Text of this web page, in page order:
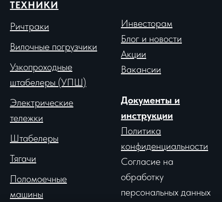
ТЕХНИКИ
Ричтраки
Вилочные погрузчики
Узкопроходные
штабелеры (УПШ)
Электрические
тележки
Штабелеры
Тягачи
Поломоечные
машины
Инвесторам
Блог и новости
Акции
Вакансии
Документы и
инструкции
Политика
конфиденциальности
Согласие на
обработку
персональных данных